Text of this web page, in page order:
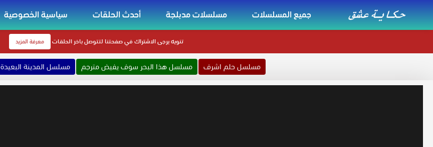
جميع المسلسلات مسلسلات مدبلجة أحدث الحلقات سياسية الخصوصية
تنويهيرجى الاشتراك في صفحتنا لتتوصل باخر الحلقات معرفة المزيد
مسلسل حلم اشرف مسلسل هذا البحر سوف يفيض مترجم مسلسل المدينة البعيدة